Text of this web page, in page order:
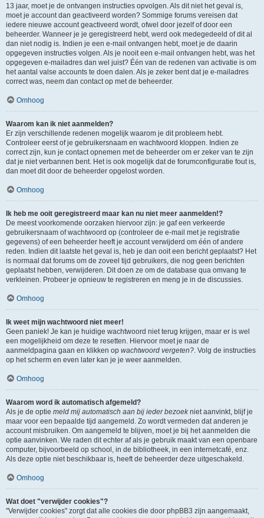
13 jaar, moet je de ontvangen instructies opvolgen. Als dit niet het geval is,
moet je account dan geactiveerd worden? Sommige forums vereisen dat
iedere nieuwe account geactiveerd wordt, ofwel door jezelf of door een
beheerder. Wanneer je je geregistreerd hebt, werd ook medegedeeld of dit al
dan niet nodig is. Indien je een e-mail ontvangen hebt, moet je de daarin
opgegeven instructies volgen. Als je nooit een e-mail ontvangen hebt, was het
opgegeven e-mailadres dan wel juist? Één van de redenen van activatie is om
het aantal valse accounts te doen dalen. Als je zeker bent dat je e-mailadres
correct was, neem dan contact op met de beheerder.
Omhoog
Waarom kan ik niet aanmelden?
Er zijn verschillende redenen mogelijk waarom je dit probleem hebt.
Controleer eerst of je gebruikersnaam en wachtwoord kloppen. Indien ze
correct zijn, kun je contact opnemen met de beheerder om er zeker van te zijn
dat je niet verbannen bent. Het is ook mogelijk dat de forumconfiguratie fout is,
dan moet dit door de beheerder opgelost worden.
Omhoog
Ik heb me ooit geregistreerd maar kan nu niet meer aanmelden!?
De meest voorkomende oorzaken hiervoor zijn: je gaf een verkeerde
gebruikersnaam of wachtwoord op (controleer de e-mail met je registratie
gegevens) of een beheerder heeft je account verwijderd om één of andere
reden. Indien dit laatste het geval is, heb je dan ooit een bericht geplaatst? Het
is normaal dat forums om de zoveel tijd gebruikers, die nog geen berichten
geplaatst hebben, verwijderen. Dit doen ze om de database qua omvang te
verkleinen. Probeer je opnieuw te registreren en meng je in de discussies.
Omhoog
Ik weet mijn wachtwoord niet meer!
Geen paniek! Je kan je huidige wachtwoord niet terug krijgen, maar er is wel
een mogelijkheid om deze te resetten. Hiervoor moet je naar de
aanmeldpagina gaan en klikken op wachtwoord vergeten?. Volg de instructies
op het scherm en even later kan je je weer aanmelden.
Omhoog
Waarom word ik automatisch afgemeld?
Als je de optie meld mij automatisch aan bij ieder bezoekniet aanvinkt, blijf je
maar voor een bepaalde tijd aangemeld. Zo wordt vermeden dat anderen je
account misbruiken. Om aangemeld te blijven, moet je bij het aanmelden die
optie aanvinken. We raden dit echter af als je gebruik maakt van een openbare
computer, bijvoorbeeld op school, in de bibliotheek, in een internetcafé, enz.
Als deze optie niet beschikbaar is, heeft de beheerder deze uitgeschakeld.
Omhoog
Wat doet "verwijder cookies"?
"Verwijder cookies" zorgt dat alle cookies die door phpBB3 zijn aangemaakt,